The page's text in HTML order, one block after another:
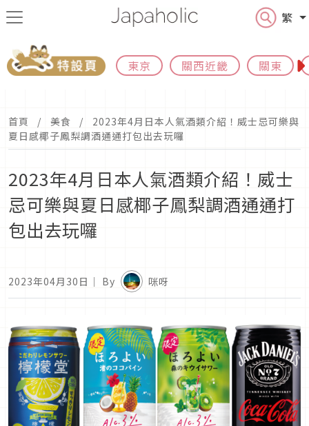
繁
東京 關西近畿 關東
首頁 美食
2023年4月日本人氣酒類介紹！威士忌可樂與
夏日感椰子鳳梨調酒通通打包出去玩囉
2023年4月日本人氣酒類介紹！威士
忌可樂與夏日感椰子鳳梨調酒通通打
包出去玩囉
2023年04月30日 ｜ By 咪呀